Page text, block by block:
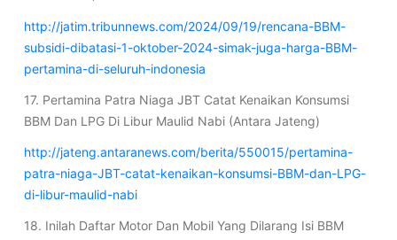
http://jatim.tribunnews.com/2024/09/19/rencana-BBM-
subsidi-dibatasi-1-oktober-2024-simak-juga-harga-BBM-
pertamina-di-seluruh-indonesia
17. Pertamina Patra Niaga JBT Catat Kenaikan Konsumsi
BBM Dan LPG Di Libur Maulid Nabi (Antara Jateng)
http://jateng.antaranews.com/berita/550015/pertamina-
patra-niaga-JBT-catat-kenaikan-konsumsi-BBM-dan-LPG-
di-libur-maulid-nabi
18. Inilah Daftar Motor Dan Mobil Yang Dilarang Isi BBM